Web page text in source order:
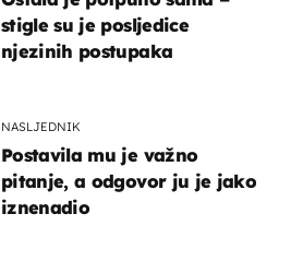
stigle su je posljedice
njezinih postupaka
NASLJEDNIK
Postavila mu je važno
pitanje, a odgovor ju je jako
iznenadio